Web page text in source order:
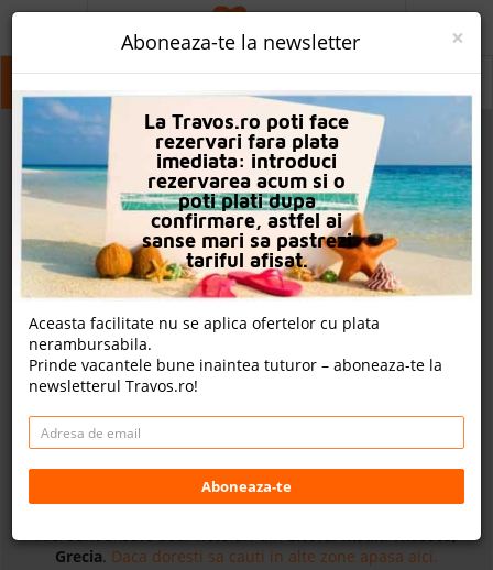
Insula Thassos Insula Thassos
Aici sunt afisate doar hoteluri dinLitoral Insula Thassos,
Grecia. Daca doresti sa cauti in alte zone apasa aici.
PROMO
CAUTA REZERVARE
OFERTA PERSONALIZATA
DESPRE NOI
LOGIN
CAZARE
CHARTER AVION
CAZARE + AUTOCAR
CONTACT
×
Aboneaza-te la newsletter
La Travos.ro poti face
rezervari fara plata
imediata: introduci
rezervarea acum si o
poti plati dupa
confirmare, astfel ai
sanse mari sa pastrezi
tariful afisat.
Aceasta facilitate nu se aplica ofertelor cu plata
nerambursabila.
Prinde vacantele bune inaintea tuturor – aboneaza-te la
newsletterul Travos.ro!
Aboneaza-te